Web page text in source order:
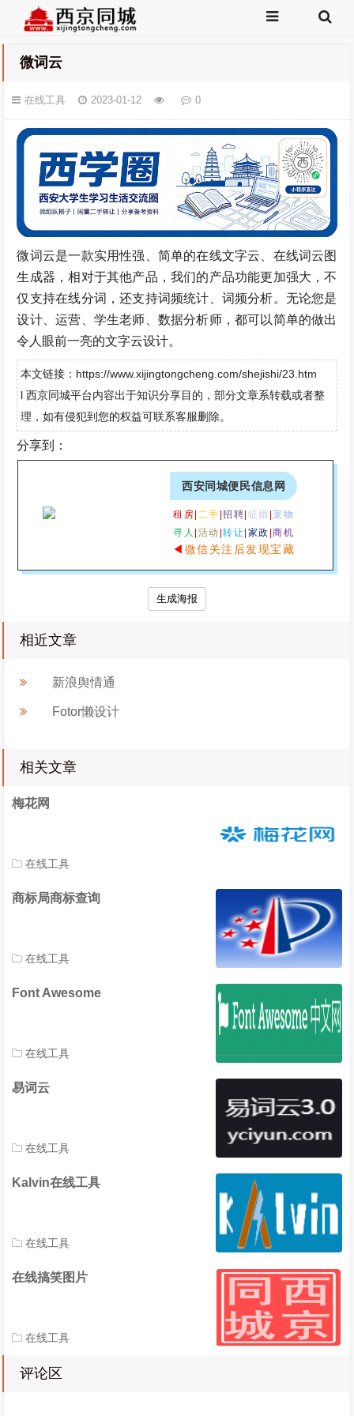
微词云
在线工具 2023-01-12 0
微词云是一款实用性强、简单的在线文字云、在线词云图
生成器，相对于其他产品，我们的产品功能更加强大，不
仅支持在线分词，还支持词频统计、词频分析。无论您是
设计、运营、学生老师、数据分析师，都可以简单的做出
令人眼前一亮的文字云设计。
本文链接：https://www.xijingtongcheng.com/shejishi/23.htm
l 西京同城平台内容出于知识分享目的，部分文章系转载或者整
理，如有侵犯到您的权益可联系客服删除。
分享到：
西安同城便民信息网
租房| 二手 |招聘| 征婚 |宠物
寻人 | 活动 |转让| 家政 |商机
◀ 微信关注后发现宝藏
生成海报
相近文章
新浪舆情通
Fotor懒设计
相关文章
梅花网
在线工具
商标局商标查询
在线工具
Font Awesome
在线工具
易词云
在线工具
Kalvin在线工具
在线工具
在线搞笑图片
在线工具
评论区